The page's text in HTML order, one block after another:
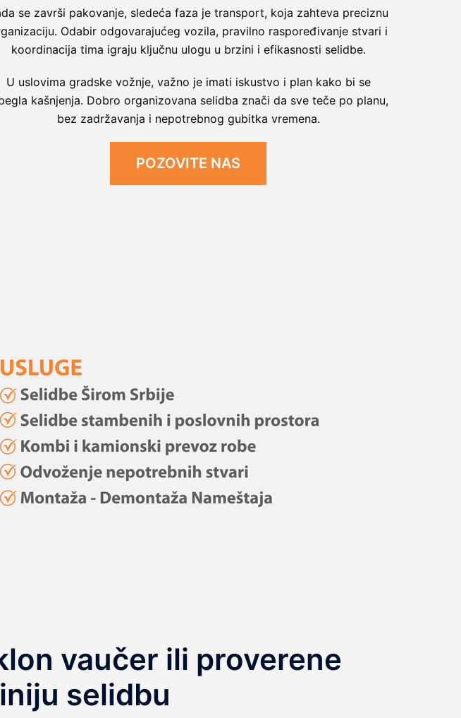
se završi pakovanje, sledeća faza je transport, koja zahteva preciznu
Odabir odgovarajućeg vozila, pravilno raspoređivanje stvari i
koordinacija tima igraju ključnu ulogu u brzini i efikasnosti selidbe.
U uslovima gradske vožnje, važno je imati iskustvo i plan kako bi se
kašnjenja. Dobro organizovana selidba znači da sve teče po planu,
bez zadržavanja i nepotrebnog gubitka vremena.
POZOVITE NAS
vaučer ili proverene
selidbu